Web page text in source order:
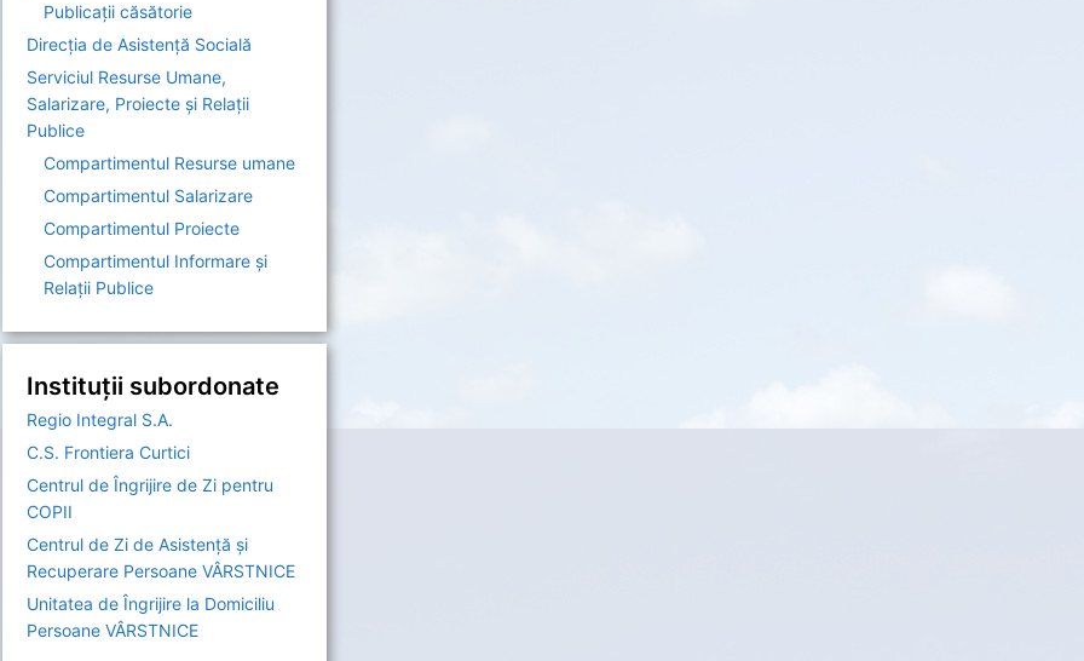
Publicații căsătorie
Direcția de Asistenţă Socială
Serviciul Resurse Umane,
Salarizare, Proiecte și Relații
Publice
Compartimentul Resurse umane
Compartimentul Salarizare
Compartimentul Proiecte
Compartimentul Informare şi
Relaţii Publice
Instituții subordonate
Regio Integral S.A.
C.S. Frontiera Curtici
Centrul de Îngrijire de Zi pentru
COPII
Centrul de Zi de Asistență și
Recuperare Persoane VÂRSTNICE
Unitatea de Îngrijire la Domiciliu
Persoane VÂRSTNICE